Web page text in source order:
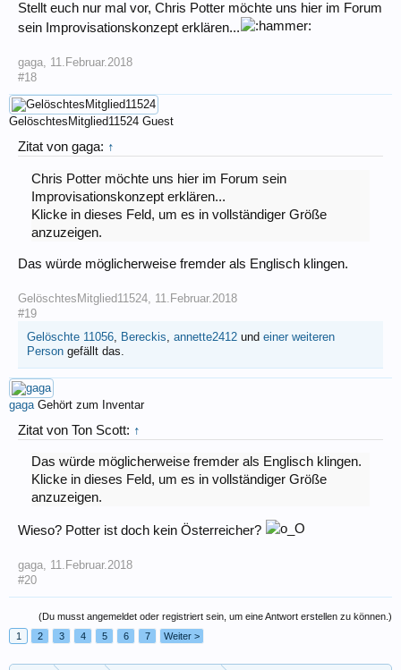
Stellt euch nur mal vor, Chris Potter möchte uns hier im Forum
sein Improvisationskonzept erklären...
gaga, 11.Februar.2018
#18
GelöschtesMitglied11524 Guest
Zitat von gaga: ↑
Chris Potter möchte uns hier im Forum sein
Improvisationskonzept erklären...
Klicke in dieses Feld, um es in vollständiger Größe
anzuzeigen.
Das würde möglicherweise fremder als Englisch klingen.
GelöschtesMitglied11524 11.Februar.2018
#19
Gelöschte 11056 Bereckis annette2412 und einer weiteren
Person gefällt das.
gaga Gehört zum Inventar
Zitat von Ton Scott: ↑
Das würde möglicherweise fremder als Englisch klingen.
Klicke in dieses Feld, um es in vollständiger Größe
anzuzeigen.
Wieso? Potter ist doch kein Österreicher?
gaga 11.Februar.2018
#20
(Du musst angemeldet oder registriert sein, um eine Antwort erstellen zu können.)
1
2 3 4 5 6 7 Weiter >